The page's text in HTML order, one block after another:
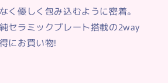
く優しく包み込むように密着。
セラミックプレート搭載の2way
にお買い物!